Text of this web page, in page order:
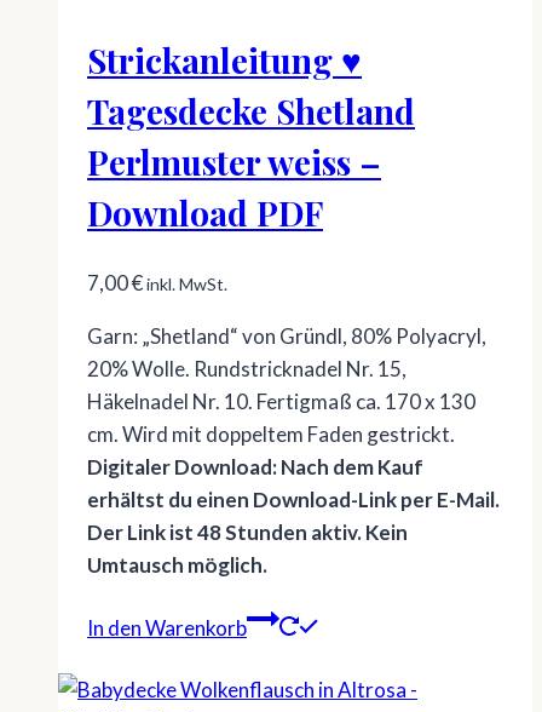
Strickanleitung ♥
Tagesdecke Shetland
Perlmuster weiss –
Download PDF
7,00€inkl. MwSt.
Garn: „Shetland“ von Gründl, 80% Polyacryl,
20% Wolle. Rundstricknadel Nr. 15,
Häkelnadel Nr. 10. Fertigmaß ca. 170 x 130
cm. Wird mit doppeltem Faden gestrickt.
Digitaler Download: Nach dem Kauf
erhältst du einen Download-Link per E-Mail.
Der Link ist 48 Stunden aktiv. Kein
Umtausch möglich.
In den Warenkorb